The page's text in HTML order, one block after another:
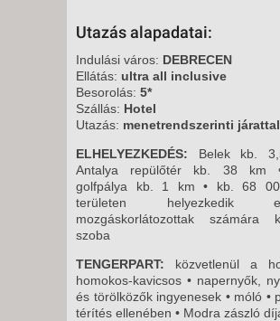
Utazás alapadatai:
Indulási város: DEBRECEN
Ellátás: ultra all inclusive
Besorolás: 5*
Szállás: Hotel
Utazás: menetrendszerinti járattal
ELHELYEZKEDÉS: Belek kb.
Antalya repülőtér kb. 38 km
golfpálya kb. 1 km • kb. 68
területen
mozgáskorlátozottak számára
szoba
TENGERPART: közvetlenül a
homokos-kavicsos • napernyők,
és törölközők ingyenesek • móló •
térítés ellenében • Modra zászló